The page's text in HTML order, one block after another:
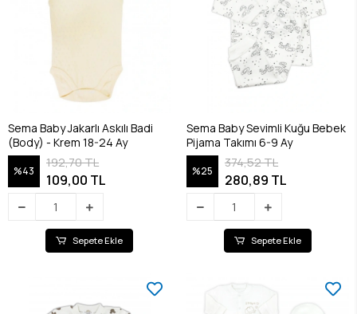
Sema Baby Jakarlı Askılı Badi
(Body) - Krem 18-24 Ay
%43
192,70 TL
109,00 TL
Sepete Ekle
Sema Baby Sevimli Kuğu Bebek
Pijama Takımı 6-9 Ay
%25
374,52 TL
280,89 TL
Sepete Ekle